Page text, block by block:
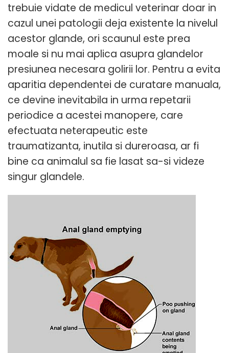
trebuie vidate de medicul veterinar doar in
cazul unei patologii deja existente la nivelul
acestor glande, ori scaunul este prea
moale si nu mai aplica asupra glandelor
presiunea necesara golirii lor. Pentru a evita
aparitia dependentei de curatare manuala,
ce devine inevitabila in urma repetarii
periodice a acestei manopere, care
efectuata neterapeutic este
traumatizanta, inutila si dureroasa, ar fi
bine ca animalul sa fie lasat sa-si videze
singur glandele.